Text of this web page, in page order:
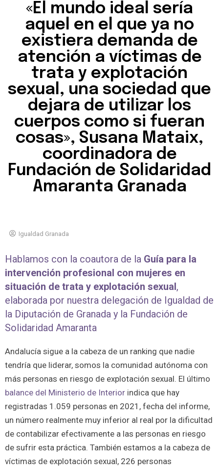
«El mundo ideal sería
aquel en el que ya no
existiera demanda de
atención a víctimas de
trata y explotación
sexual, una sociedad que
dejara de utilizar los
cuerpos como si fueran
cosas», Susana Mataix,
coordinadora de
Fundación de Solidaridad
Amaranta Granada
Igualdad Granada
Hablamos con la coautora de la Guía para la
intervención profesional con mujeres en
situación de trata y explotación sexual,
elaborada por nuestra delegación de Igualdad de
la Diputación de Granada y la Fundación de
Solidaridad Amaranta
Andalucía sigue a la cabeza de un ranking que nadie
tendría que liderar, somos la comunidad autónoma con
más personas en riesgo de explotación sexual. El último
balance del Ministerio de Interior indica que hay
registradas 1.059 personas en 2021, fecha del informe,
un número realmente muy inferior al real por la dificultad
de contabilizar efectivamente a las personas en riesgo
de sufrir esta práctica. También estamos a la cabeza de
víctimas de explotación sexual, 226 personas